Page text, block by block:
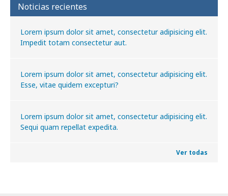
Noticias recientes
Lorem ipsum dolor sit amet, consectetur adipisicing elit.
Impedit totam consectetur aut.
Lorem ipsum dolor sit amet, consectetur adipisicing elit.
Esse, vitae quidem excepturi?
Lorem ipsum dolor sit amet, consectetur adipisicing elit.
Sequi quam repellat expedita.
Ver todas